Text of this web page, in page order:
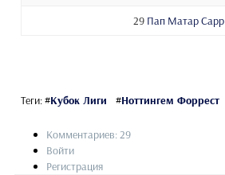
29 Пап Матар Сарр
Теги:#Кубок Лиги #Ноттингем Форрест
Комментариев: 29
Войти
Регистрация